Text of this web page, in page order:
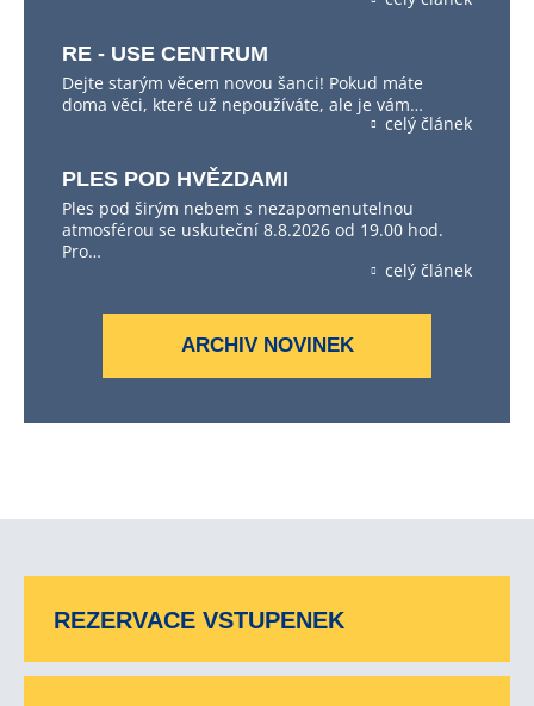
RE - USE CENTRUM
Dejte starým věcem novou šanci! Pokud máte
doma věci, které už nepoužíváte, ale je vám…
celý článek
PLES POD HVĚZDAMI
Ples pod širým nebem s nezapomenutelnou
atmosférou se uskuteční 8.8.2026 od 19.00 hod.
Pro…
celý článek
ARCHIV NOVINEK
REZERVACE VSTUPENEK